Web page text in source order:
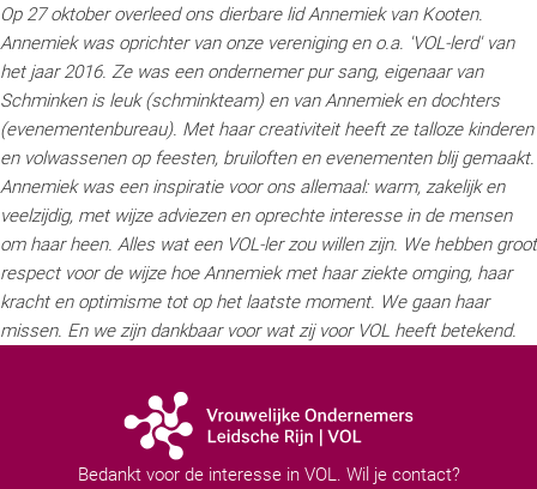
Op 27 oktober overleed ons dierbare lid Annemiek van Kooten.
Annemiek was oprichter van onze vereniging en o.a. 'VOL-lerd' van
het jaar 2016. Ze was een ondernemer pur sang, eigenaar van
Schminken is leuk (schminkteam) en van Annemiek en dochters
(evenementenbureau). Met haar creativiteit heeft ze talloze kinderen
en volwassenen op feesten, bruiloften en evenementen blij gemaakt.
Annemiek was een inspiratie voor ons allemaal: warm, zakelijk en
veelzijdig, met wijze adviezen en oprechte interesse in de mensen
om haar heen. Alles wat een VOL-ler zou willen zijn. We hebben groot
respect voor de wijze hoe Annemiek met haar ziekte omging, haar
kracht en optimisme tot op het laatste moment. We gaan haar
missen. En we zijn dankbaar voor wat zij voor VOL heeft betekend.
Bedankt voor de interesse in VOL. Wil je contact?